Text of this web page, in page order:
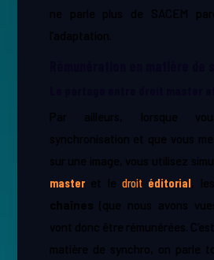
ne parle plus de SACEM
l’adaptation.
Par ailleurs, lorsque
synchronisation et que vous
sur une image, vous utilisez
master et le droit ​ éditorial ,​
chaînes(que nous avons
vont donc être rémunérées.
matière de synchro, on parle